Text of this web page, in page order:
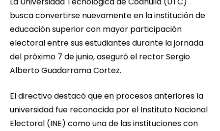
busca convertirse nuevamente en la institución de
educación superior con mayor participación
electoral entre sus estudiantes durante la jornada
del próximo 7 de junio, aseguró el rector Sergio
Alberto Guadarrama Cortez.
El directivo destacó que en procesos anteriores la
universidad fue reconocida por el Instituto Nacional
Electoral (INE) como una de las instituciones con